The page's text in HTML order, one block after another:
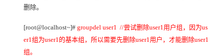
删除。
[root@localhost~]# groupdel user1 //尝试删除user1用户组，因为us
er1组为user1的基本组，所以需要先删除user1用户，才能删除user1
组。